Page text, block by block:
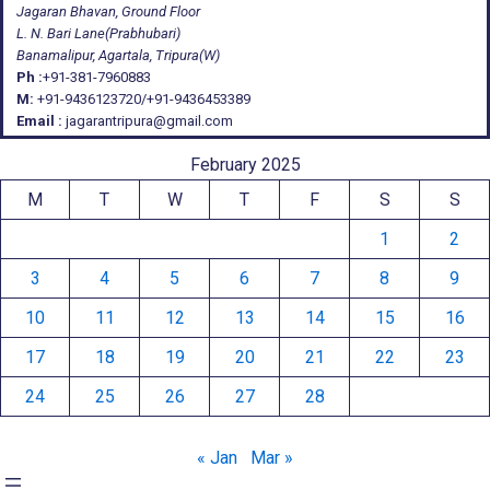
Jagaran Bhavan, Ground Floor
L. N. Bari Lane(Prabhubari)
Banamalipur, Agartala, Tripura(W)
Ph :+91-381-7960883
M: +91-9436123720/+91-9436453389
Email : jagarantripura@gmail.com
February 2025
M
T W T F S
S
1
2
3
4 5 6 7 8
9
10
11 12 13 14 15
16
17
18 19 20 21 22
23
24
25 26 27 28
« Jan Mar »